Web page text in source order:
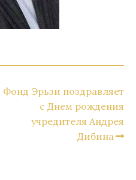
Фонд Эрьзи поздравляет
с Днем рождения
учредителя Андрея
Дибина